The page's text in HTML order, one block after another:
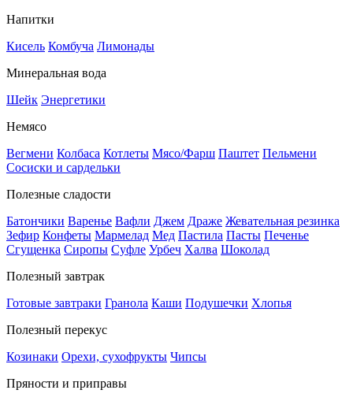
Напитки
Кисель Комбуча Лимонады
Минеральная вода
Шейк Энергетики
Немясо
Вегмени Колбаса Котлеты Мясо/Фарш Паштет Пельмени
Сосиски и сардельки
Полезные сладости
Батончики Варенье Вафли Джем Драже Жевательная резинка
Зефир Конфеты Мармелад Мед Пастила Пасты Печенье
Сгущенка Сиропы Суфле Урбеч Халва Шоколад
Полезный завтрак
Готовые завтраки Гранола Каши Подушечки Хлопья
Полезный перекус
Козинаки Орехи, сухофрукты Чипсы
Пряности и приправы